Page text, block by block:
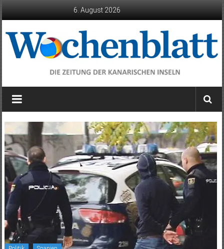
6. August 2026
Wochenblatt
die
Kanarischen
Inseln